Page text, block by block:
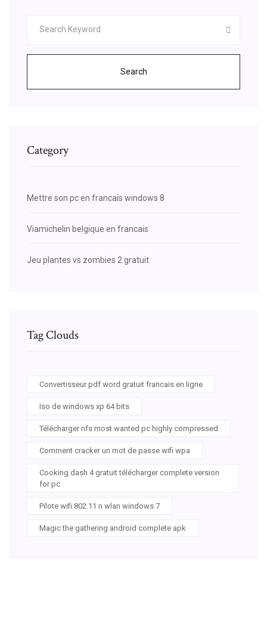
Search
Category
Mettre son pc en francais windows 8
Viamichelin belgique en francais
Jeu plantes vs zombies 2 gratuit
Tag Clouds
Convertisseur pdf word gratuit francais en ligne
Iso de windows xp 64 bits
Télécharger nfs most wanted pc highly compressed
Comment cracker un mot de passe wifi wpa
Cooking dash 4 gratuit télécharger complete version
for pc
Pilote wifi 802.11 n wlan windows 7
Magic the gathering android complete apk